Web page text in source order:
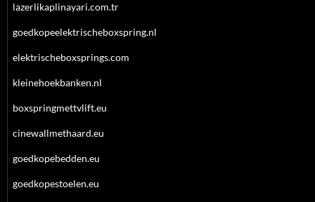
lazerlikaplinayari.com.tr
goedkopeelektrischeboxspring.nl
elektrischeboxsprings.com
kleinehoekbanken.nl
boxspringmettvlift.eu
cinewallmethaard.eu
goedkopebedden.eu
goedkopestoelen.eu